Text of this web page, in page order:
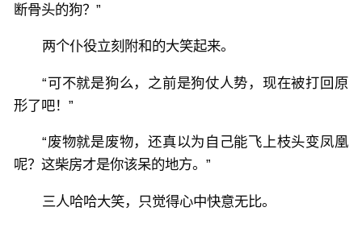
断骨头的狗？”
两个仆役立刻附和的大笑起来。
“可不就是狗么，之前是狗仗人势，现在被打回原
形了吧！”
“废物就是废物，还真以为自己能飞上枝头变凤凰
呢？这柴房才是你该呆的地方。”
三人哈哈大笑，只觉得心中快意无比。